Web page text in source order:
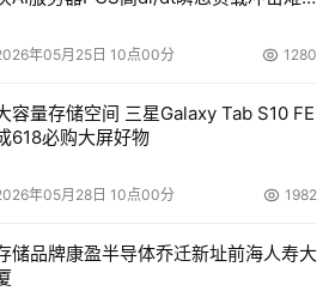
年05月25日 10点00分 1280
容量存储空间 三星Galaxy Tab S10 FE
618必购大屏好物
年05月28日 10点00分 1982
储品牌康盈半导体乔迁新址前海人寿大